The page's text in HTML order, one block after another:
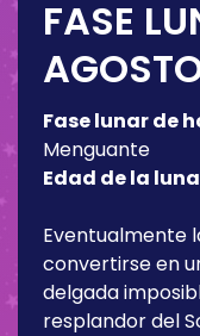
FASE
Fase lunar de
Menguante
Edad de la luna
Eventualmente
convertirse en
delgada
resplandor del